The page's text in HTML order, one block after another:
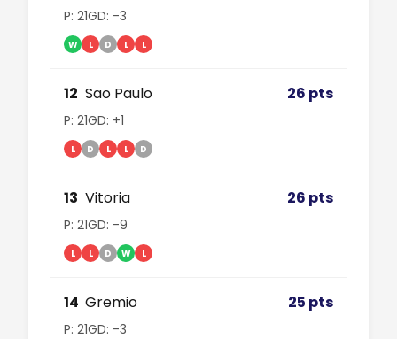
P: 21GD: -3
W L D L L
12 Sao Paulo 26 pts
P: 21GD: +1
L D L L D
13 Vitoria 26 pts
P: 21GD: -9
L L D W L
14 Gremio 25 pts
P: 21GD: -3